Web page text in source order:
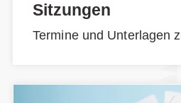
Sitzungen
Termine und Unterlagen